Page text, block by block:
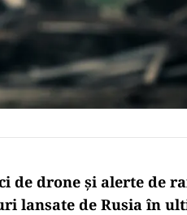
de drone și alerte de
lansate de Rusia în